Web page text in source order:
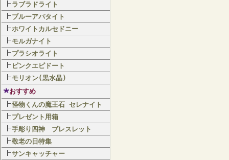
ラブラドライト
ブルーアパタイト
ホワイトカルセドニー
モルガナイト
プラシオライト
ピンクエピドート
モリオン(黒水晶)
おすすめ
怪物くんの魔王石 セレナイト
プレゼント用箱
手彫り四神 ブレスレット
敬老の日特集
サンキャッチャー